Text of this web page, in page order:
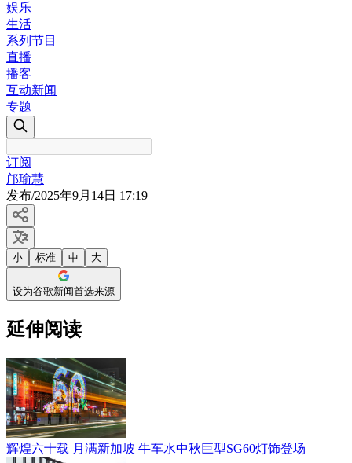
娱乐
生活
系列节目
直播
播客
互动新闻
专题
订阅
邝瑜慧
发布/2025年9月14日 17:19
小 标准 中 大
设为谷歌新闻首选来源
延伸阅读
辉煌六十载 月满新加坡 牛车水中秋巨型SG60灯饰登场